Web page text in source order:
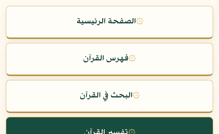
۞الصفحة الرئيسية
۞فهرس القرآن
۞البحث في القرآن